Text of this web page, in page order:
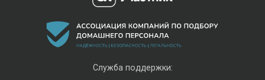
Служба поддержки: